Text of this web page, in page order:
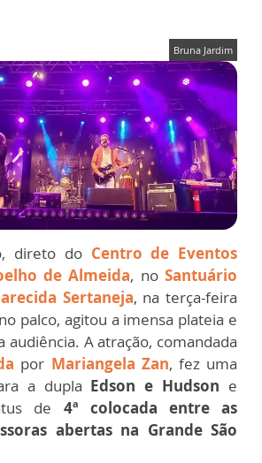
Bruna Jardim
direto do Centro de Eventos
de Almeida, noSantuário
Sertaneja, na terça-feira
palco, agitou a imensa plateia e
audiência. A atração, comandada
por Mariangela Zan, fez uma
a dupla Edson e Hudson e
de 4ª colocada entre as
abertas na Grande São